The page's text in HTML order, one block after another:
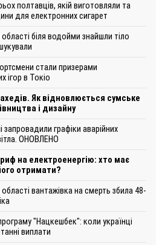
полтавців, якій виготовляли та
для електронних сигарет
біля водойми знайшли тіло
стали призерами
ігор в Токіо
Як відновлюється сумське
і дизайну
графіки аварійних
ОНОВЛЕНО
на електроенергію: хто має
отримати?
вантажівка на смерть збила 48-
"Нацкешбек": коли українці
виплати